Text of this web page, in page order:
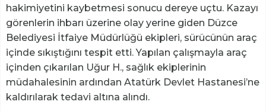
hakimiyetini kaybetmesi sonucu dereye uçtu. Kazayı
görenlerin ihbarı üzerine olay yerine giden Düzce
Belediyesi İtfaiye Müdürlüğü ekipleri, sürücünün araç
içinde sıkıştığını tespit etti. Yapılan çalışmayla araç
içinden çıkarılan Uğur H., sağlık ekiplerinin
müdahalesinin ardından Atatürk Devlet Hastanesi’ne
kaldırılarak tedavi altına alındı.